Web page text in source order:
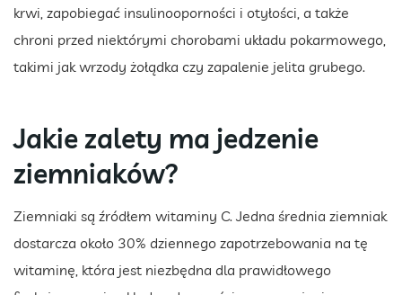
krwi, zapobiegać insulinooporności i otyłości, a także
chroni przed niektórymi chorobami układu pokarmowego,
takimi jak wrzody żołądka czy zapalenie jelita grubego.
Jakie zalety ma jedzenie
ziemniaków?
Ziemniaki są źródłem witaminy C. Jedna średnia ziemniak
dostarcza około 30% dziennego zapotrzebowania na tę
witaminę, która jest niezbędna dla prawidłowego